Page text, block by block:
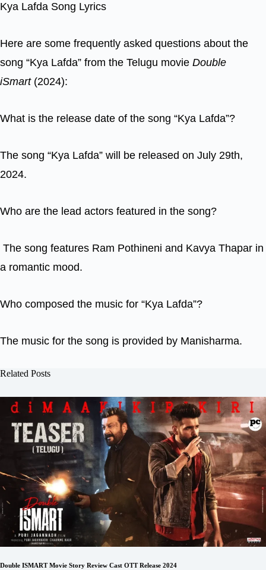
Kya Lafda Song Lyrics
Here are some frequently asked questions about the
song “Kya Lafda” from the Telugu movie Double
iSmart(2024):
What is the release date of the song “Kya Lafda”?
The song “Kya Lafda” will be released on July 29th,
2024.
Who are the lead actors featured in the song?
The song features Ram Pothineni and Kavya Thapar in
a romantic mood.
Who composed the music for “Kya Lafda”?
The music for the song is provided by Manisharma.
Related Posts
Double ISMART Movie Story Review Cast OTT Release 2024